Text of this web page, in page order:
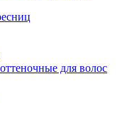
для волос